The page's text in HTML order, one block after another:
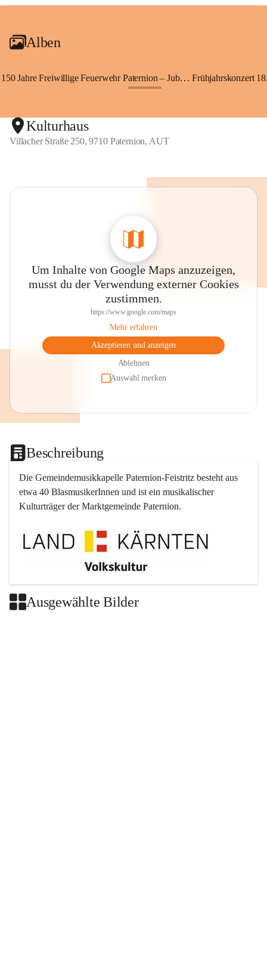
Alben
150 Jahre Freiwillige Feuerwehr Paternion – Jubiläumsfest Frühjahrskonzert
Kulturhaus
Villacher Straße 250, 9710 Paternion, AUT
Um Inhalte von Google Maps anzuzeigen,
musst du der Verwendung externer Cookies
zustimmen.
https://www.google.com/maps
Mehr erfahren
Akzeptieren und anzeigen
Ablehnen
Auswahl merken
Beschreibung
Die Gemeindemusikkapelle Paternion-Feistritz besteht aus
etwa 40 BlasmusikerInnen und ist ein musikalischer
Kulturträger der Marktgemeinde Paternion.
Ausgewählte Bilder